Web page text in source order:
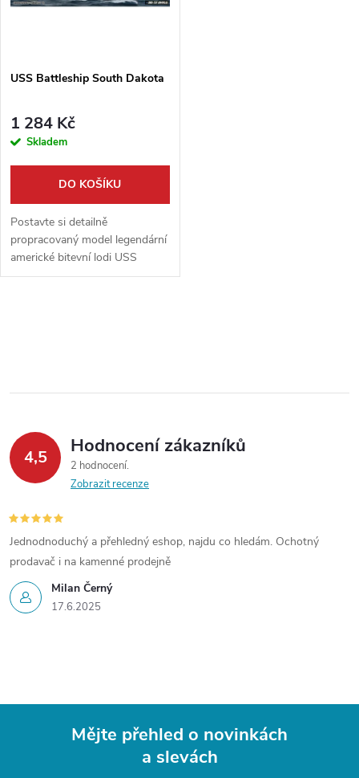
n
p
r
o
d
u
s
p
r
d
u
ů
USS Battleship South Dakota
1 284 Kč
Skladem
DO KOŠÍKU
Postavte si detailně
propracovaný model legendární
americké bitevní lodi USS
South Dakota od výrobce VEE
l
d
a
c
í
p
r
y
4,5 Hodnocení zákazníků
2 hodnocení
Zobrazit recenze
Milan Černý
17.6.2025
Jednodnoduchý a přehledný eshop, najdu co hledám. Ochotný
prodavač i na kamenné prodejně
Mějte přehled o novinkách
a slevách